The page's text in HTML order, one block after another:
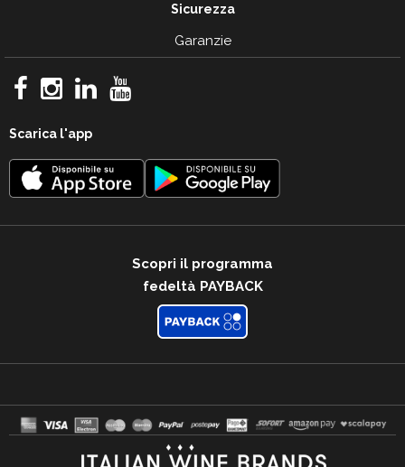
Sicurezza
Garanzie
Scarica l'app
Scopri il programma
fedeltà PAYBACK